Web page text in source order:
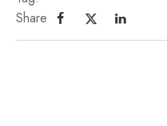
Share